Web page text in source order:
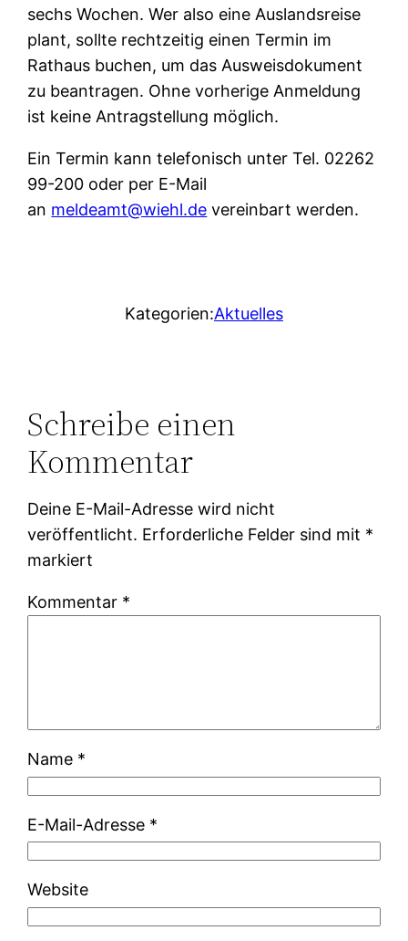
sechs Wochen. Wer also eine Auslandsreise
plant, sollte rechtzeitig einen Termin im
Rathaus buchen, um das Ausweisdokument
zu beantragen. Ohne vorherige Anmeldung
ist keine Antragstellung möglich.
Ein Termin kann telefonisch unter Tel. 02262
99-200 oder per E-Mail
an meldeamt@wiehl.de vereinbart werden.
Kategorien:Aktuelles
Schreibe einen
Kommentar
Deine E-Mail-Adresse wird nicht
veröffentlicht. Erforderliche Felder sind mit *
markiert
Kommentar *
Name *
E-Mail-Adresse *
Website